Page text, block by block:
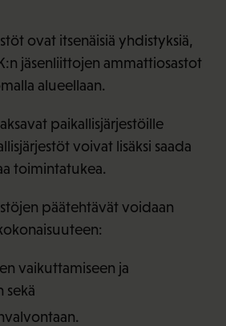
ovat itsenäisiä yhdistyksiä,
jäsenliittojen ammattiosastot
alueellaan.
paikallisjärjestöille
voivat lisäksi saada
toimintatukea.
päätehtävät voidaan
vaikuttamiseen ja
sekä